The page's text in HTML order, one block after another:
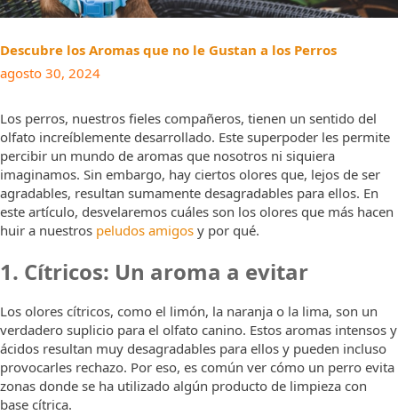
Descubre los Aromas que no le Gustan a los Perros
agosto 30, 2024
Los perros, nuestros fieles compañeros, tienen un sentido del
olfato increíblemente desarrollado. Este superpoder les permite
percibir un mundo de aromas que nosotros ni siquiera
imaginamos. Sin embargo, hay ciertos olores que, lejos de ser
agradables, resultan sumamente desagradables para ellos. En
este artículo, desvelaremos cuáles son los olores que más hacen
huir a nuestros peludos amigos y por qué.
1. Cítricos: Un aroma a evitar
Los olores cítricos, como el limón, la naranja o la lima, son un
verdadero suplicio para el olfato canino. Estos aromas intensos y
ácidos resultan muy desagradables para ellos y pueden incluso
provocarles rechazo. Por eso, es común ver cómo un perro evita
zonas donde se ha utilizado algún producto de limpieza con
base cítrica.